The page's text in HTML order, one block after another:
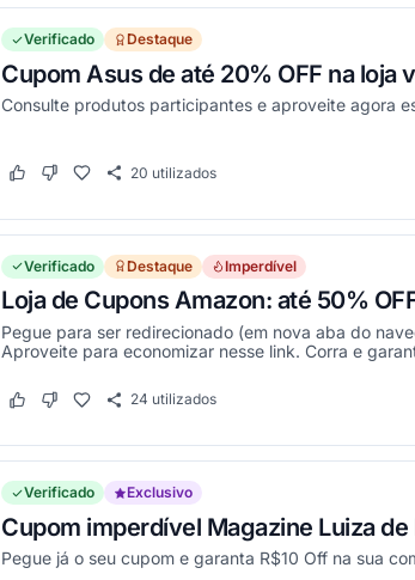
Verificado Destaque
Cupom Asus de até 20% OFF na loja
Consulte produtos participantes e aproveite agora
Este cupom funcionou
Este cupom não funcionou
20 utilizados
Verificado Destaque Imperdível
Loja de Cupons Amazon: até 50%
Pegue para ser redirecionado (em nova aba do
Aproveite para economizar nesse link. Corra e
Este cupom funcionou
Este cupom não funcionou
24 utilizados
Verificado Exclusivo
Cupom imperdível Magazine Luiza de
Pegue já o seu cupom e garanta R$10 Off na sua